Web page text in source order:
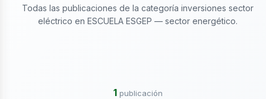
Todas las publicaciones de la categoría inversiones sector
eléctrico en ESCUELA ESGEP — sector energético.
1 publicación